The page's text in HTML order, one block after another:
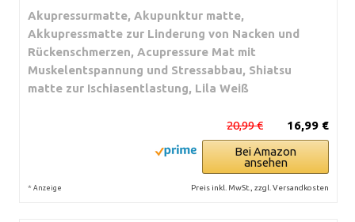
Akupressurmatte, Akupunktur matte,
Akkupressmatte zur Linderung von Nacken und
Rückenschmerzen, Acupressure Mat mit
Muskelentspannung und Stressabbau, Shiatsu
matte zur Ischiasentlastung, Lila Weiß
16,99 €
20,99 €
Bei Amazon
ansehen
* Anzeige Preis inkl. MwSt., zzgl. Versandkosten